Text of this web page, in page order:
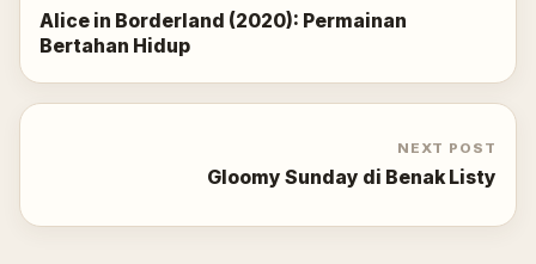
Alice in Borderland (2020): Permainan
Bertahan Hidup
NEXT POST
Gloomy Sunday di Benak Listy